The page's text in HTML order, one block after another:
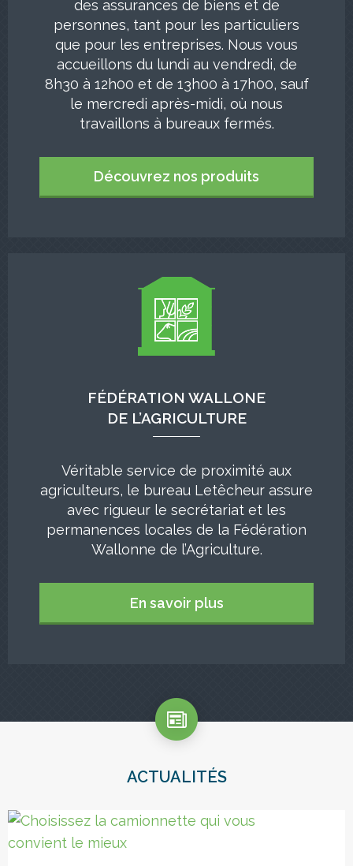
des assurances de biens et de
personnes, tant pour les particuliers
que pour les entreprises. Nous vous
accueillons du lundi au vendredi, de
8h30 à 12h00 et de 13h00 à 17h00, sauf
le mercredi après-midi, où nous
travaillons à bureaux fermés.
Découvrez nos produits
FÉDÉRATION WALLONE
DE L’AGRICULTURE
Véritable service de proximité aux
agriculteurs, le bureau Letêcheur assure
avec rigueur le secrétariat et les
permanences locales de la Fédération
Wallonne de l’Agriculture.
En savoir plus
ACTUALITÉS